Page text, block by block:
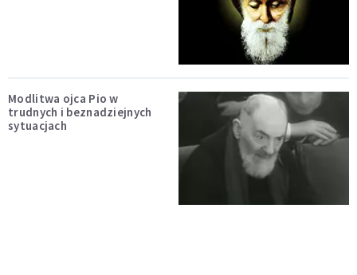
Modlitwa ojca Pio w
trudnych i beznadziejnych
sytuacjach